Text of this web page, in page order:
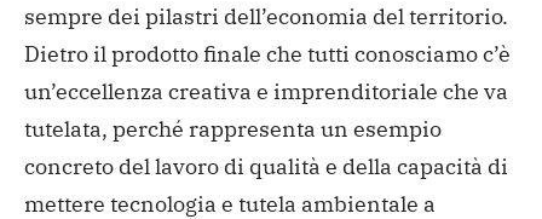
sempre dei pilastri dell’economia del territorio.
Dietro il prodotto finale che tutti conosciamo c’è
un’eccellenza creativa e imprenditoriale che va
tutelata, perché rappresenta un esempio
concreto del lavoro di qualità e della capacità di
mettere tecnologia e tutela ambientale a